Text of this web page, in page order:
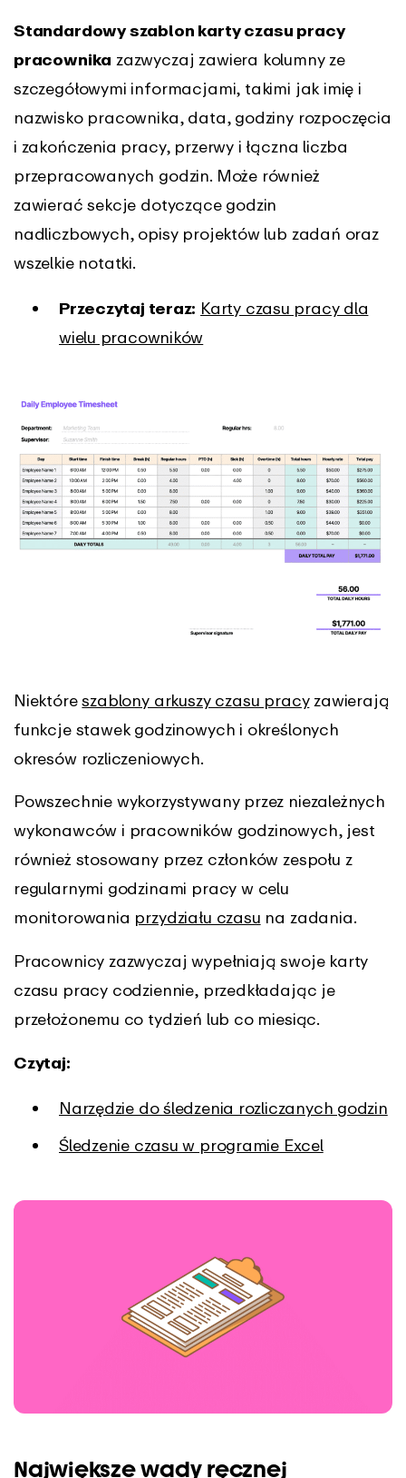
Standardowy szablon karty czasu pracy
pracownika zazwyczaj zawiera kolumny ze
szczegółowymi informacjami, takimi jak imię i
nazwisko pracownika, data, godziny rozpoczęcia
i zakończenia pracy, przerwy i łączna liczba
przepracowanych godzin. Może również
zawierać sekcje dotyczące godzin
nadliczbowych, opisy projektów lub zadań oraz
wszelkie notatki.
Przeczytaj teraz: Karty czasu pracy dla
wielu pracowników
Niektóreszablony arkuszy czasu pracyzawierają
funkcje stawek godzinowych i określonych
okresów rozliczeniowych.
Powszechnie wykorzystywany przez niezależnych
wykonawców i pracowników godzinowych, jest
również stosowany przez członków zespołu z
regularnymi godzinami pracy w celu
monitorowania przydziału czasu na zadania.
Pracownicy zazwyczaj wypełniają swoje karty
czasu pracy codziennie, przedkładając je
przełożonemu co tydzień lub co miesiąc.
Czytaj:
Narzędzie do śledzenia rozliczanych godzin
Śledzenie czasu w programie Excel
Największe wady ręcznej